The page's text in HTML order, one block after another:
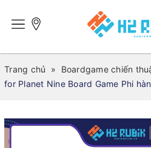
Trang chủ » Boardgame chiến
for Planet Nine Board Game Phi